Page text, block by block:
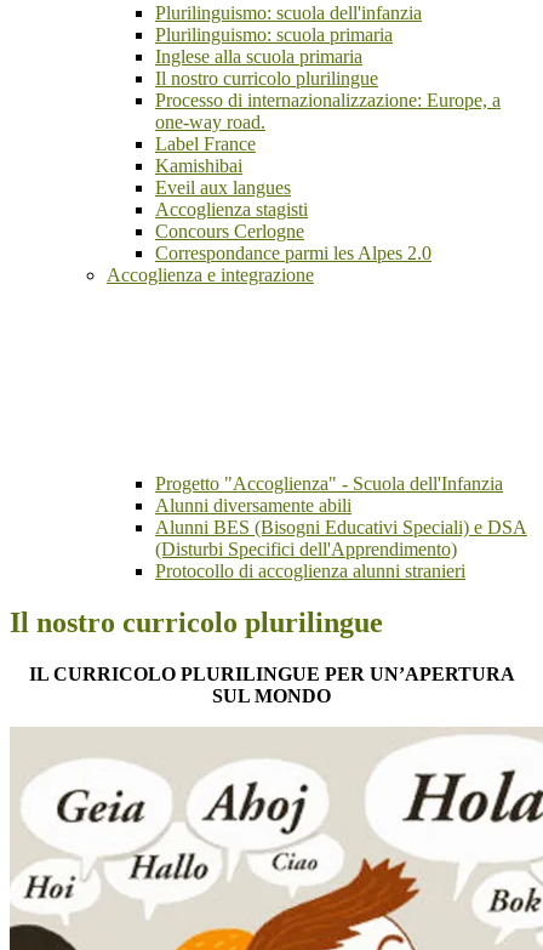
Plurilinguismo: scuola dell'infanzia
Plurilinguismo: scuola primaria
Inglese alla scuola primaria
Il nostro curricolo plurilingue
Processo di internazionalizzazione: Europe, a
one-way road.
Label France
Kamishibai
Eveil aux langues
Accoglienza stagisti
Concours Cerlogne
Correspondance parmi les Alpes 2.0
Accoglienza e integrazione
Progetto "Accoglienza" - Scuola dell'Infanzia
Alunni diversamente abili
Alunni BES (Bisogni Educativi Speciali) e DSA
(Disturbi Specifici dell'Apprendimento)
Protocollo di accoglienza alunni stranieri
Il nostro curricolo plurilingue
IL CURRICOLO PLURILINGUE PER UN’APERTURA
SUL MONDO